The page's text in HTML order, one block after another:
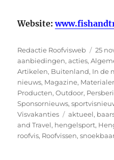
Website:
Auteur
Redactie Roofvisweb
op
25
aanbiedingen,acties,
Artikelen, Buitenland, In de
nieuws, Magazine,
Producten,Outdoor,
Sponsornieuws,
Visvakanties
Tags
aktueel,
and Travel, hengelsport,
roofvis, Roofvissen,